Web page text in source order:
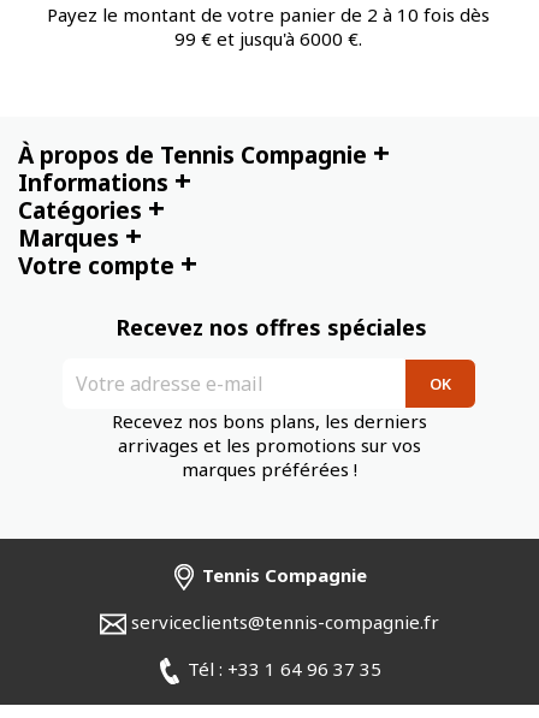
Payez le montant de votre panier de 2 à 10 fois dès
99 € et jusqu'à 6000 €.
À propos de Tennis Compagnie +
Informations +
Catégories +
Marques +
Votre compte +
Recevez nos offres spéciales
Recevez nos bons plans, les derniers
arrivages et les promotions sur vos
marques préférées !
Tennis Compagnie
serviceclients@tennis-compagnie.fr
Tél : +33 1 64 96 37 35